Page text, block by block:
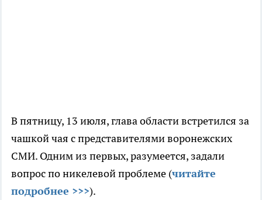
В пятницу, 13 июля, глава области встретился за
чашкой чая с представителями воронежских
СМИ. Одним из первых, разумеется, задали
вопрос по никелевой проблеме (читайте
подробнее >>>).